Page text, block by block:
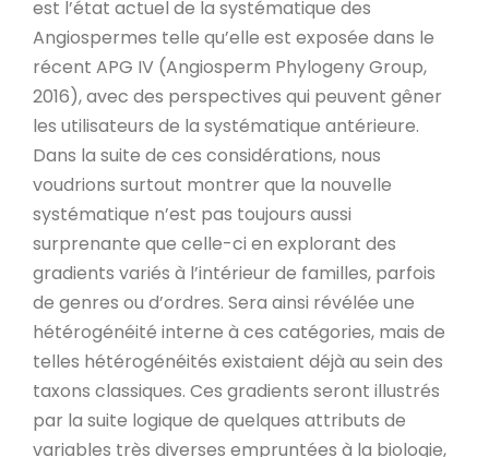
est l’état actuel de la systématique des
Angiospermes telle qu’elle est exposée dans le
récent APG IV (Angiosperm Phylogeny Group,
2016), avec des perspectives qui peuvent gêner
les utilisateurs de la systématique antérieure.
Dans la suite de ces considérations, nous
voudrions surtout montrer que la nouvelle
systématique n’est pas toujours aussi
surprenante que celle-ci en explorant des
gradients variés à l’intérieur de familles, parfois
de genres ou d’ordres. Sera ainsi révélée une
hétérogénéité interne à ces catégories, mais de
telles hétérogénéités existaient déjà au sein des
taxons classiques. Ces gradients seront illustrés
par la suite logique de quelques attributs de
variables très diverses empruntées à la biologie,